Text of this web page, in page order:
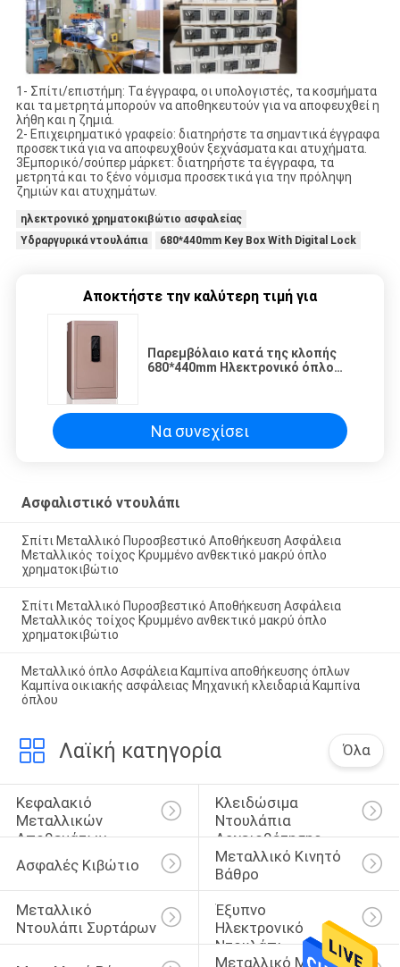
1- Σπίτι/επιστήμη: Τα έγγραφα, οι υπολογιστές, τα κοσμήματα
και τα μετρητά μπορούν να αποθηκευτούν για να αποφευχθεί η
λήθη και η ζημιά.
2- Επιχειρηματικό γραφείο: διατηρήστε τα σημαντικά έγγραφα
προσεκτικά για να αποφευχθούν ξεχνάσματα και ατυχήματα.
3Εμπορικό/σούπερ μάρκετ: διατηρήστε τα έγγραφα, τα
μετρητά και το ξένο νόμισμα προσεκτικά για την πρόληψη
ζημιών και ατυχημάτων.
ηλεκτρονικό χρηματοκιβώτιο ασφαλείας
Υδραργυρικά ντουλάπια
680*440mm Key Box With Digital Lock
Αποκτήστε την καλύτερη τιμή για
Παρεμβόλαιο κατά της κλοπής
680*440mm Ηλεκτρονικό όπλο
Να συνεχίσει
Ασφαλιστικό ντουλάπι
Σπίτι Μεταλλικό Πυροσβεστικό Αποθήκευση Ασφάλεια
Μεταλλικός τοίχος Κρυμμένο ανθεκτικό μακρύ όπλο
χρηματοκιβώτιο
Σπίτι Μεταλλικό Πυροσβεστικό Αποθήκευση Ασφάλεια
Μεταλλικός τοίχος Κρυμμένο ανθεκτικό μακρύ όπλο
χρηματοκιβώτιο
Μεταλλικό όπλο Ασφάλεια Καμπίνα αποθήκευσης όπλων
Καμπίνα οικιακής ασφάλειας Μηχανική κλειδαριά Καμπίνα
όπλου
Λαϊκή κατηγορία Όλα
Κεφαλακιό
Μεταλλικών
Αποθεμάτων
Κλειδώσιμα
Ντουλάπια
Αρχειοθέτησης
Ασφαλές Κιβώτιο
Μεταλλικό Κινητό
Βάθρο
Μεταλλικό
Ντουλάπι Συρτάρων
Έξυπνο
Ηλεκτρονικό
Ντουλάπι
Μεταλλικό Μονό